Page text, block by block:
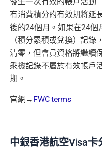
發生一次有效的帳戶活動
有消費積分的有效期將延
後的24個月。如果在24個
（積分累積或兌換）記錄
清零，但會員資格將繼續
乘機記錄不屬於有效帳戶
期。
官網→ FWC terms
中銀香港航空Visa